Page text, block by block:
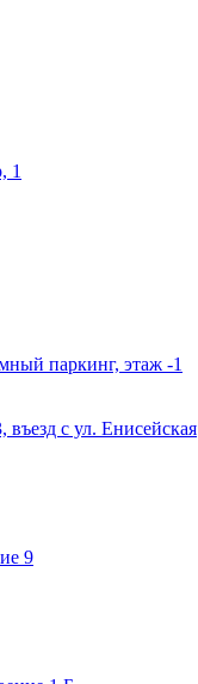
1
паркинг, этаж -1
с ул. Енисейская
9